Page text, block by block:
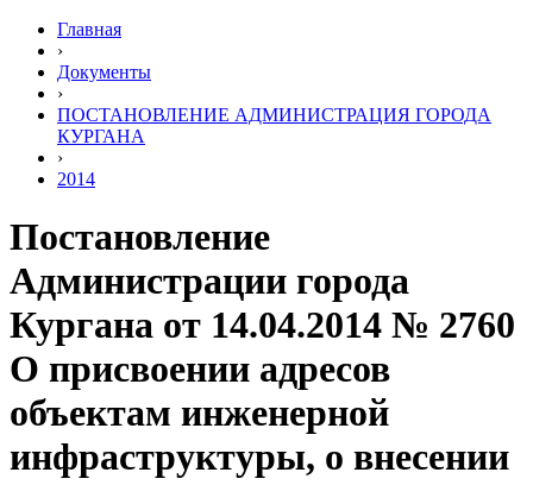
Главная
›
Документы
›
ПОСТАНОВЛЕНИЕ АДМИНИСТРАЦИЯ ГОРОДА
КУРГАНА
›
2014
Постановление
Администрации города
Кургана от 14.04.2014 № 2760
О присвоении адресов
объектам инженерной
инфраструктуры, о внесении